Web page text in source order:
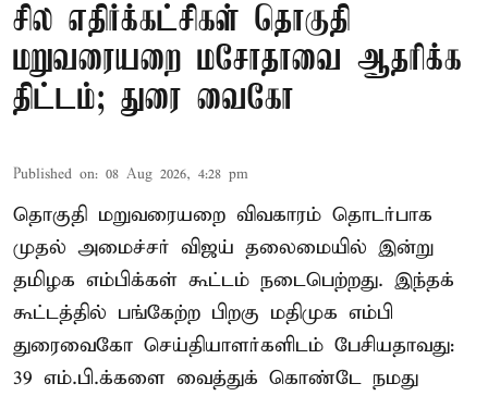
சில எதிர்க்கட்சிகள் தொகுதி
மறுவரையறை மசோதாவை ஆதரிக்க
திட்டம்; துரை வைகோ
Published on: 08 Aug 2026, 4:28 pm
தொகுதி மறுவரையறை விவகாரம் தொடர்பாக
முதல் அமைச்சர் விஜய் தலைமையில் இன்று
தமிழக எம்பிக்கள் கூட்டம் நடைபெற்றது. இந்தக்
கூட்டத்தில் பங்கேற்ற பிறகு மதிமுக எம்பி
துரைவைகோ செய்தியாளர்களிடம் பேசியதாவது:
39 எம்.பி.க்களை வைத்துக் கொண்டே நமது